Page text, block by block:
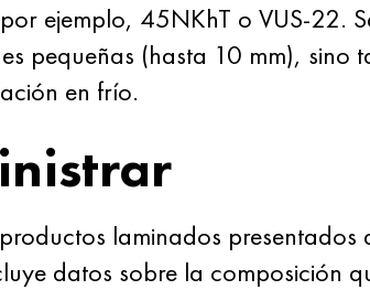
ejemplo, 45NKhT o VUS-22.
pequeñas (hasta 10 mm), sino
en frío.
laminados
datos sobre la composición